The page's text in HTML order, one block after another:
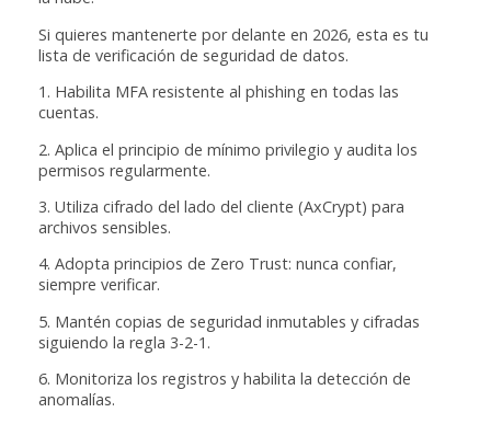
Si quieres mantenerte por delante en 2026, esta es tu
lista de verificación de seguridad de datos.
1. Habilita MFA resistente al phishing en todas las
cuentas.
2. Aplica el principio de mínimo privilegio y audita los
permisos regularmente.
3. Utiliza cifrado del lado del cliente (AxCrypt) para
archivos sensibles.
4. Adopta principios de Zero Trust: nunca confiar,
siempre verificar.
5. Mantén copias de seguridad inmutables y cifradas
siguiendo la regla 3-2-1.
6. Monitoriza los registros y habilita la detección de
anomalías.